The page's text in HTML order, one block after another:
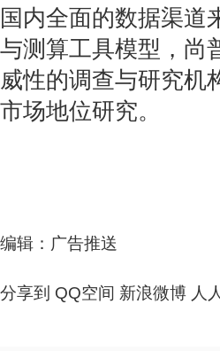
国内全面的数据渠道
与测算工具模型，尚
威性的调查与研究机
市场地位研究。
编辑：广告推送
分享到 QQ空间 新浪微博 人